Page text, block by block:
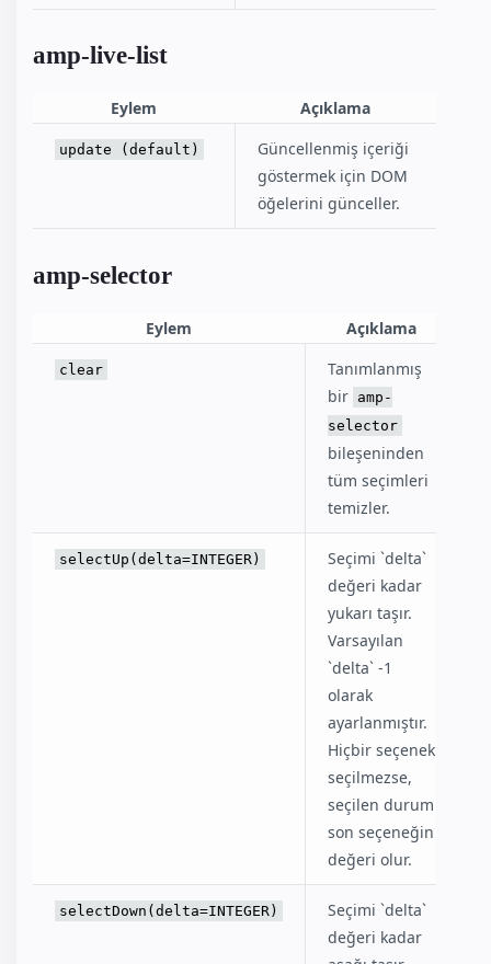
amp-live-list
Eylem Açıklama
update (default)
Güncellenmiş içeriği
göstermek için DOM
öğelerini günceller.
amp-selector
Eylem Açıklama
clear
Tanımlanmış
bir amp-
selector
bileşeninden
tüm seçimleri
temizler.
selectUp(delta=INTEGER)
Seçimi `delta`
değeri kadar
yukarı taşır.
Varsayılan
`delta` -1
olarak
ayarlanmıştır.
Hiçbir seçenek
seçilmezse,
seçilen durum
son seçeneğin
değeri olur.
selectDown(delta=INTEGER)
Seçimi `delta`
değeri kadar